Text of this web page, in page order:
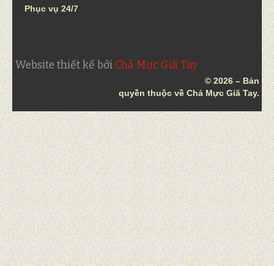
Phục vụ 24/7
Website thiết kế bởiChả Mực Giã Tay
© 2026 – Bản
quyền thuộc về Chả Mực Giã Tay.